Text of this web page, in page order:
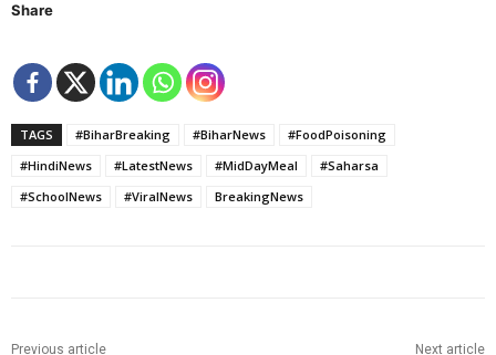
Share
TAGS #BiharBreaking #BiharNews
#FoodPoisoning
#HindiNews
#LatestNews #MidDayMeal
#Saharsa
#SchoolNews
#ViralNews BreakingNews
Previous article Next article